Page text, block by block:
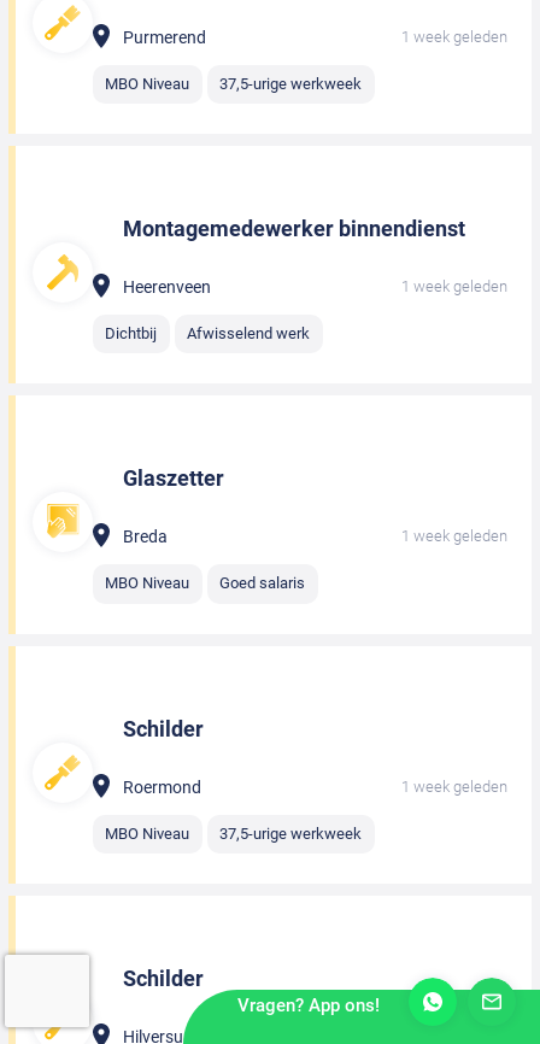
Purmerend 1 week geleden
MBO Niveau 37,5-urige werkweek
Montagemedewerker binnendienst
Heerenveen 1 week geleden
Dichtbij Afwisselend werk
Glaszetter
Breda 1 week geleden
MBO Niveau Goed salaris
Schilder
Roermond 1 week geleden
MBO Niveau 37,5-urige werkweek
Schilder
Hilversum
Vragen? App ons!